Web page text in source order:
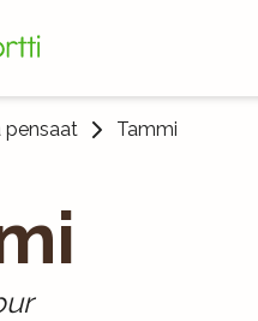
pensaat Tammi